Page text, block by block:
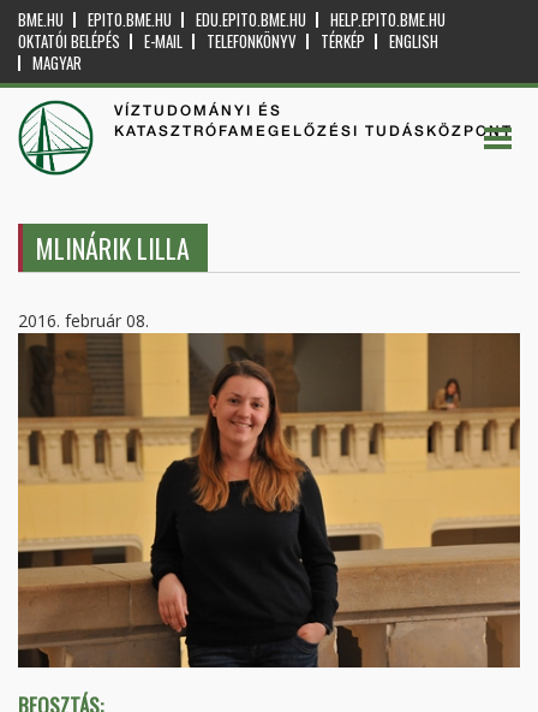
BME.HU EPITO.BME.HU EDU.EPITO.BME.HU
HELP.EPITO.BME.HU
OKTATÓI BELÉPÉS
E-MAIL TELEFONKÖNYV TÉRKÉP
ENGLISH
MAGYAR
VÍZTUDOMÁNYI ÉS
KATASZTRÓFAMEGELŐZÉSI TUDÁSKÖZPONT
MLINÁRIK LILLA
2016. február 08.
BEOSZTÁS: